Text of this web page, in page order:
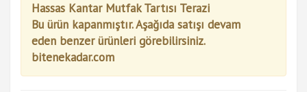
Hassas Kantar Mutfak Tartısı Terazi
Bu ürün kapanmıştır. Aşağıda satışı devam
eden benzer ürünleri görebilirsiniz.
bitenekadar.com